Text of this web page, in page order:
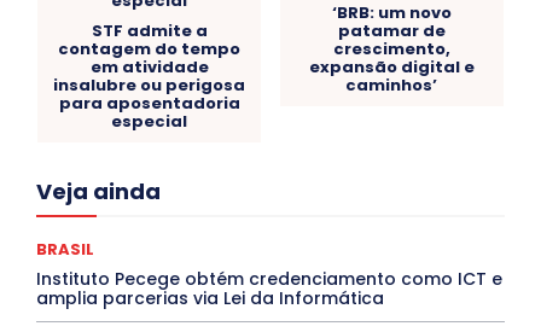
STF admite a
contagem do tempo
em atividade
insalubre ou perigosa
para aposentadoria
especial
‘BRB: um novo
patamar de
crescimento,
expansão digital e
caminhos’
Veja ainda
Acre
Congressuanas & Esplanadumas
Crônica Política
Cultura e Tal
DANÇA Dengue
Denuncia
DESTAQUE BRASIL
DESTAQUE DF
DESTAQUE SAÚDE
BRASIL
Instituto Pecege obtém credenciamento como ICT e
amplia parcerias via Lei da Informática